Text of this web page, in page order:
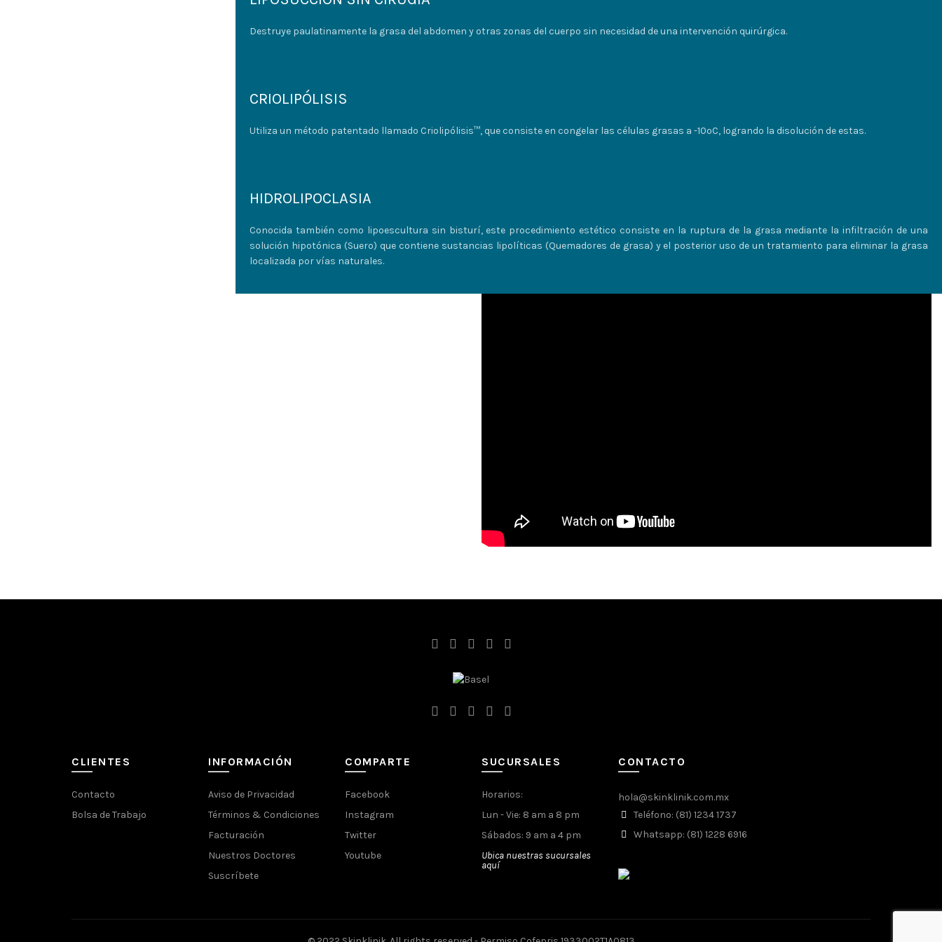
Destruye paulatinamente la grasa del abdomen y otras zonas del cuerpo sin necesidad de una intervención quirúrgica.
CRIOLIPÓLISIS​
Utiliza un método patentado llamado Criolipólisis™, que consiste en congelar las células grasas a -10ºC, logrando la disolución de estas.
HIDROLIPOCLASIA​
Conocida también como lipoescultura sin bisturí, este procedimiento estético consiste en la ruptura de la grasa mediante la infiltración de una
solución hipotónica (Suero) que contiene sustancias lipolíticas (Quemadores de grasa) y el posterior uso de un tratamiento para eliminar la grasa
localizada por vías naturales.
CLIENTES
Contacto
Bolsa de Trabajo
INFORMACIÓN
Aviso de Privacidad
Términos & Condiciones
Facturación
Nuestros Doctores
Suscríbete
COMPARTE
Facebook
Instagram
Twitter
Youtube
SUCURSALES
Horarios:
Lun - Vie: 8 am a 8 pm
Sábados: 9 am a 4 pm
Ubica nuestras sucursales
aquí
CONTACTO
hola@skinklinik.com.mx
Teléfono: (81) 1234 1737
Whatsapp: (81) 1228 6916